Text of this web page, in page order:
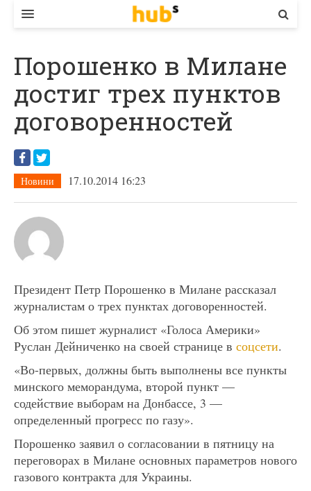
ЕКОНОМІКА
БІЗНЕС
СТАРТЕР
КОНТАКТИ
Порошенко в Милане
достиг трех пунктов
договоренностей
Новини 17.10.2014 16:23
Президент Петр Порошенко в Милане рассказал
журналистам о трех пунктах договоренностей.
Об этом пишет журналист «Голоса Америки»
Руслан Дейниченко на своей странице в соцсети.
«Во-первых, должны быть выполнены все пункты
минского меморандума, второй пункт —
содействие выборам на Донбассе, 3 —
определенный прогресс по газу».
Порошенко заявил о согласовании в пятницу на
переговорах в Милане основных параметров нового
газового контракта для Украины.